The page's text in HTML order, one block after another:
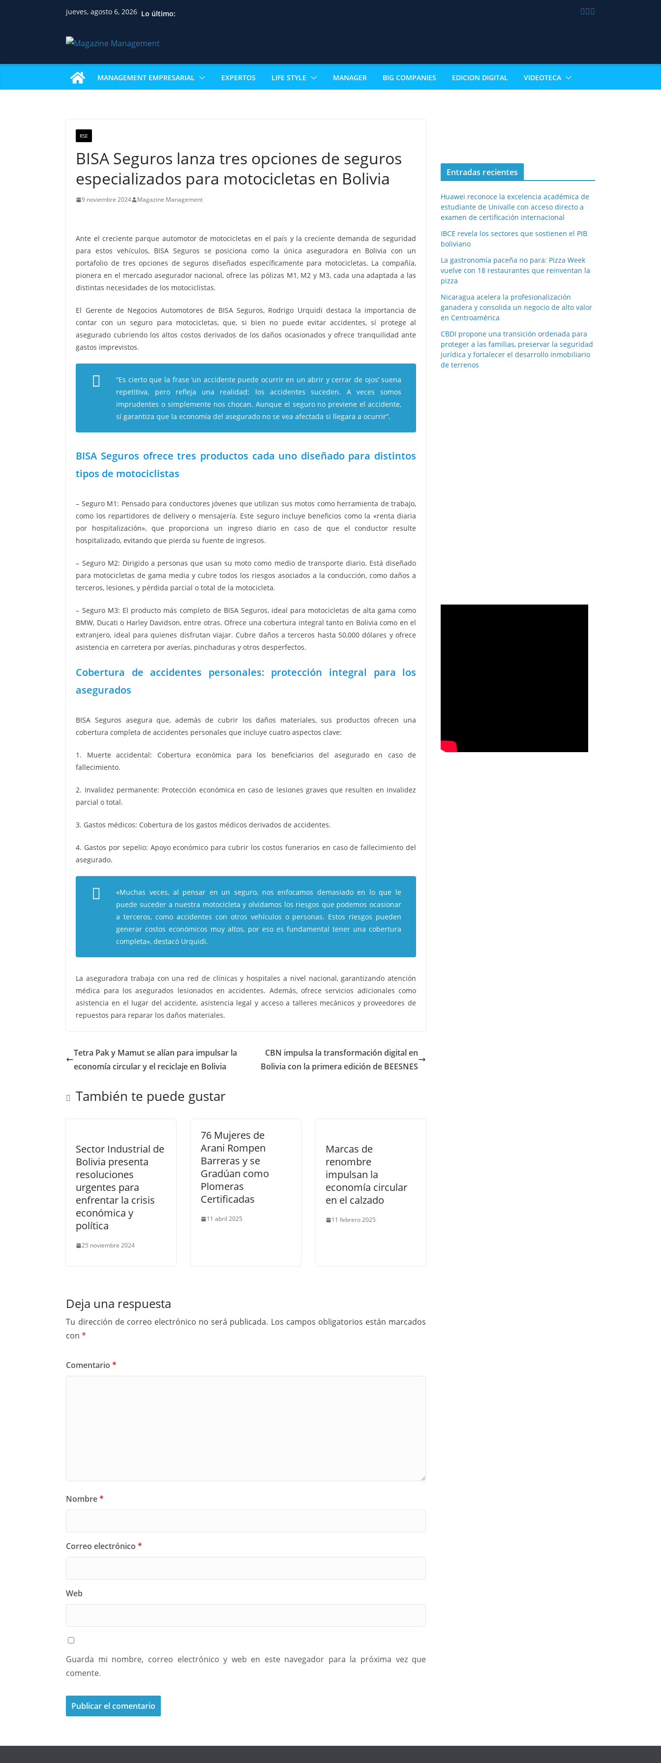
jueves, agosto 6, 2026 Lo último:
MANAGEMENT EMPRESARIAL EXPERTOS LIFE STYLE MANAGER BIG COMPANIES EDICION DIGITAL VIDEOTECA
RSE
BISA Seguros lanza tres opciones de seguros
especializados para motocicletas en Bolivia
9 noviembre 2024 Magazine Management
Ante el creciente parque automotor de motocicletas en el país y la creciente demanda de seguridad
para estos vehículos, BISA Seguros se posiciona como la única aseguradora en Bolivia con un
portafolio de tres opciones de seguros diseñados específicamente para motocicletas. La compañía,
pionera en el mercado asegurador nacional, ofrece las pólizas M1, M2 y M3, cada una adaptada a las
distintas necesidades de los motociclistas.
El Gerente de Negocios Automotores de BISA Seguros, Rodrigo Urquidi destaca la importancia de
contar con un seguro para motocicletas, que, si bien no puede evitar accidentes, sí protege al
asegurado cubriendo los altos costos derivados de los daños ocasionados y ofrece tranquilidad ante
gastos imprevistos.
“Es cierto que la frase ‘un accidente puede ocurrir en un abrir y cerrar de ojos’ suena
repetitiva, pero refleja una realidad: los accidentes suceden. A veces somos
imprudentes o simplemente nos chocan. Aunque el seguro no previene el accidente,
sí garantiza que la economía del asegurado no se vea afectada si llegara a ocurrir”.
BISA Seguros ofrece tres productos cada uno diseñado para distintos
tipos de motociclistas
– Seguro M1: Pensado para conductores jóvenes que utilizan sus motos como herramienta de trabajo,
como los repartidores de delivery o mensajería. Este seguro incluye beneficios como la «renta diaria
por hospitalización», que proporciona un ingreso diario en caso de que el conductor resulte
hospitalizado, evitando que pierda su fuente de ingresos.
– Seguro M2: Dirigido a personas que usan su moto como medio de transporte diario. Está diseñado
para motocicletas de gama media y cubre todos los riesgos asociados a la conducción, como daños a
terceros, lesiones, y pérdida parcial o total de la motocicleta.
– Seguro M3: El producto más completo de BISA Seguros, ideal para motocicletas de alta gama como
BMW, Ducati o Harley Davidson, entre otras. Ofrece una cobertura integral tanto en Bolivia como en el
extranjero, ideal para quienes disfrutan viajar. Cubre daños a terceros hasta 50,000 dólares y ofrece
asistencia en carretera por averías, pinchaduras y otros desperfectos.
Cobertura de accidentes personales: protección integral para los
asegurados
BISA Seguros asegura que, además de cubrir los daños materiales, sus productos ofrecen una
cobertura completa de accidentes personales que incluye cuatro aspectos clave:
1. Muerte accidental: Cobertura económica para los beneficiarios del asegurado en caso de
fallecimiento.
2. Invalidez permanente: Protección económica en caso de lesiones graves que resulten en invalidez
parcial o total.
3. Gastos médicos: Cobertura de los gastos médicos derivados de accidentes.
4. Gastos por sepelio: Apoyo económico para cubrir los costos funerarios en caso de fallecimiento del
asegurado.
«Muchas veces, al pensar en un seguro, nos enfocamos demasiado en lo que le
puede suceder a nuestra motocicleta y olvidamos los riesgos que podemos ocasionar
a terceros, como accidentes con otros vehículos o personas. Estos riesgos pueden
generar costos económicos muy altos, por eso es fundamental tener una cobertura
completa», destacó Urquidi.
La aseguradora trabaja con una red de clínicas y hospitales a nivel nacional, garantizando atención
médica para los asegurados lesionados en accidentes. Además, ofrece servicios adicionales como
asistencia en el lugar del accidente, asistencia legal y acceso a talleres mecánicos y proveedores de
repuestos para reparar los daños materiales.
Tetra Pak y Mamut se alían para impulsar la
economía circular y el reciclaje en Bolivia
CBN impulsa la transformación digital en
Bolivia con la primera edición de BEESNES
También te puede gustar
Sector Industrial de
Bolivia presenta
resoluciones
urgentes para
enfrentar la crisis
económica y
política
25 noviembre 2024
76 Mujeres de
Arani Rompen
Barreras y se
Gradúan como
Plomeras
Certificadas
11 abril 2025
Marcas de
renombre
impulsan la
economía circular
en el calzado
11 febrero 2025
Deja una respuesta
Tu dirección de correo electrónico no será publicada. Los campos obligatorios están marcados
con*
Comentario*
Nombre*
Correo electrónico*
Web
Guarda mi nombre, correo electrónico y web en este navegador para la próxima vez que
comente.
Entradas recientes
Huawei reconoce la excelencia académica de
estudiante de Univalle con acceso directo a
examen de certificación internacional
IBCE revela los sectores que sostienen el PIB
boliviano
La gastronomía paceña no para: Pizza Week
vuelve con 18 restaurantes que reinventan la
pizza
Nicaragua acelera la profesionalización
ganadera y consolida un negocio de alto valor
en Centroamérica
CBDI propone una transición ordenada para
proteger a las familias, preservar la seguridad
jurídica y fortalecer el desarrollo inmobiliario
de terrenos